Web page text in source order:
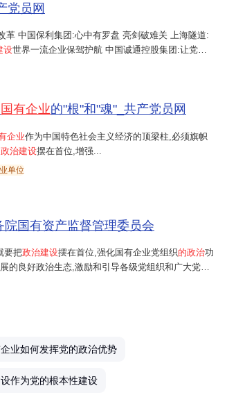
党和国家事业大局中去谋划，不搞"小圈
想进企业、进车间、进班组、进头脑 。
会
等制度，让党内生活有辣味、有实效 。
气正的政治生态，坚决纠正庸俗化现象 。‌‌
观，传承国企优良传统 。
党员网
革 中国保利集团:心中有罗盘 亮剑破难关 上海隧道:
设世界一流企业保驾护航 中国诚通控股集团:让党组
撑起发展脊梁
国有企业的"根"和"魂"_共产党员网
企业作为中国特色社会主义经济的顶梁柱,必须旗帜
治建设摆在首位,增强...
单位
院国有资产监督管理委员会
要把政治建设摆在首位,强化国有企业党组织的政治功
的良好政治生态,激励和引导各级党组织和广大党员
识",坚定"四个自信",做到"两个维护",保证党对国有企
业如何发挥党的政治优势
作为党的根本性建设